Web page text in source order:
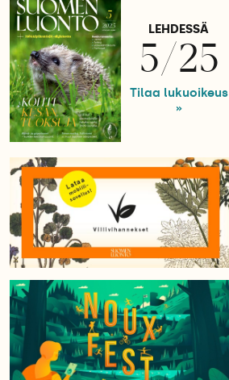
LEHDESSÄ
5/25
Tilaa lukuoikeus
»